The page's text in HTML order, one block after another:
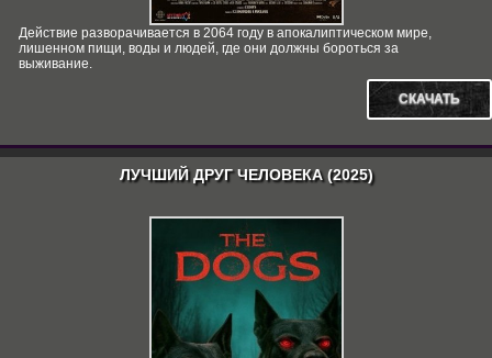
Действие разворачивается в 2064 году в апокалиптическом мире,
лишенном пищи, воды и людей, где они должны бороться за
выживание.
СКАЧАТЬ
ЛУЧШИЙ ДРУГ ЧЕЛОВЕКА (2025)